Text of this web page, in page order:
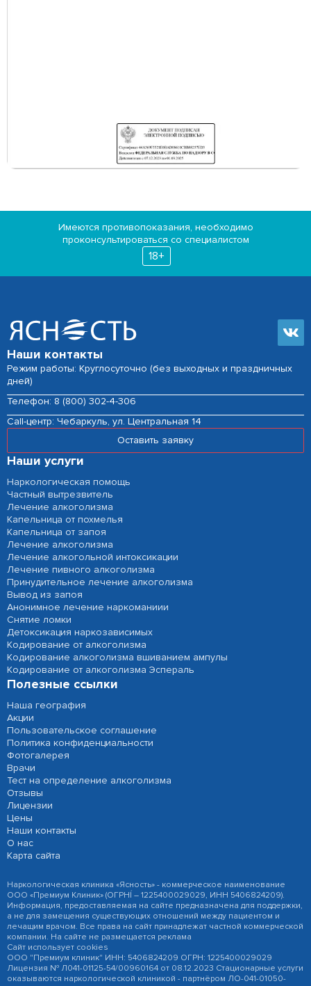
Имеются противопоказания, необходимо
проконсультироваться со специалистом
18+
Наши контакты
Режим работы: Круглосуточно (без выходных и праздничных
дней)
Телефон: 8 (800) 302-4-306
Сall-центр: Чебаркуль, ул. Центральная 14
Оставить заявку
Наши услуги
Наркологическая помощь
Частный вытрезвитель
Лечение алкоголизма
Капельница от похмелья
Капельница от запоя
Лечение алкоголизма
Лечение алкогольной интоксикации
Лечение пивного алкоголизма
Принудительное лечение алкоголизма
Вывод из запоя
Анонимное лечение наркоманиии
Снятие ломки
Детоксикация наркозависимых
Кодирование от алкоголизма
Кодирование алкоголизма вшиванием ампулы
Кодирование от алкоголизма Эспераль
Полезные ссылки
Наша география
Акции
Пользовательское соглашение
Политика конфиденциальности
Фотогалерея
Врачи
Тест на определение алкоголизма
Отзывы
Лицензии
Цены
Наши контакты
О нас
Карта сайта
Наркологическая клиника «Ясность» - коммерческое наименование
ООО «Премиум Клиник» (ОГРНÍ – 1225400029029, ИНН 5406824209).
Информация, предоставляемая на сайте предназначена для поддержки,
а не для замещения существующих отношений между пациентом и
лечащим врачом. Все права на сайт принадлежат частной коммерческой
компании. На сайте не размещается реклама
Сайт использует cookies
ООО "Премиум клиник" ИНН: 5406824209 ОГРН: 1225400029029
Лицензия № Л041-01125-54/00960164 от 08.12.2023 Стационарные услуги
оказываются наркологической клиникой - партнёром ЛО-041-01050-